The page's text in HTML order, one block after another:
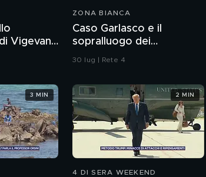
Vigevano
ZONA BIANCA
Caso Garlasco e il
sopralluogo dei
Carabinieri
30 lug | Rete 4
3 MIN
4 DI SERA WEEKEND
2 MIN